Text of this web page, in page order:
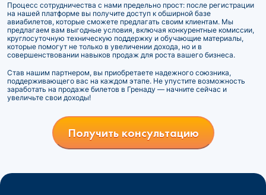
Процесс сотрудничества с нами предельно прост: после регистрации
на нашей платформе вы получите доступ к обширной базе
авиабилетов, которые сможете предлагать своим клиентам. Мы
предлагаем вам выгодные условия, включая конкурентные комиссии,
круглосуточную техническую поддержку и обучающие материалы,
которые помогут не только в увеличении дохода, но и в
совершенствовании навыков продаж для роста вашего бизнеса.
Став нашим партнером, вы приобретаете надежного союзника,
поддерживающего вас на каждом этапе. Не упустите возможность
заработать на продаже билетов в Гренаду — начните сейчас и
увеличьте свои доходы!
Получить консультацию